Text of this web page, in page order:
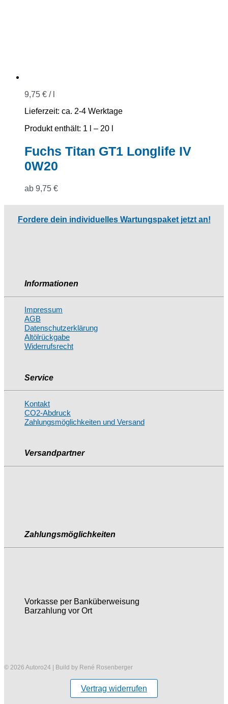
9,75 € /
Lieferzeit: ca. 2-4 Werktage
Produkt enthält: 1
– 20
Fuchs Titan GT1 Longlife IV
0W20
ab 9,75 €
Fordere dein individuelles Wartungspaket jetzt an!
Informationen
Impressum
AGB
Datenschutzerklärung
Altölrückgabe
Widerrufsrecht
Service
Kontakt
CO2-Abdruck
Zahlungsmöglichkeiten und Versand
Versandpartner
Zahlungsmöglichkeiten
Vorkasse per Banküberweisung
Barzahlung vor Ort
© 2026 Autoro24 | Build by René Rosenberger
Vertrag widerrufen